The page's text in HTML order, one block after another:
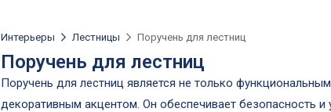
Интерьеры Лестницы Поручень для лестниц
Поручень для лестниц
Поручень для лестниц является не только
декоративным акцентом. Он обеспечивает безопасность